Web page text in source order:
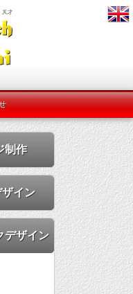
制作
イン
デザイン